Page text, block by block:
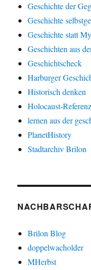
Geschichte der
Geschichte
Geschichte statt
Geschichten aus
Geschichtscheck
Harburger
Historisch denken
Holocaust-Referenz
lernen aus der
PlanetHistory
Stadtarchiv Brilon
Brilon Blog
doppelwacholder
MHerbst